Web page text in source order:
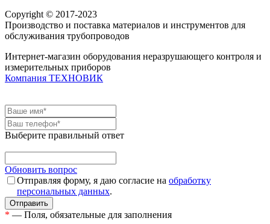
Copyright © 2017-2023
Производство и поставка материалов и инструментов для
обслуживания трубопроводов
Интернет-магазин оборудования неразрушающего контроля и
измерительных приборов
Компания ТЕХНОВИК
Выберите правильный ответ
Обновить вопрос
Отправляя форму, я даю согласие на обработку
персональных данных.
* — Поля, обязательные для заполнения